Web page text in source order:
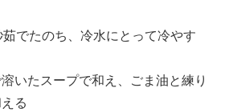
でたのち、冷水にとって冷やす
いたスープで和え、ごま油と練り
る